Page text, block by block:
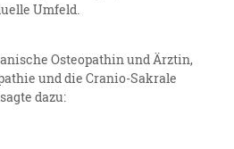
Umfeld.
Osteopathin und Ärztin,
und die Cranio-Sakrale
dazu: